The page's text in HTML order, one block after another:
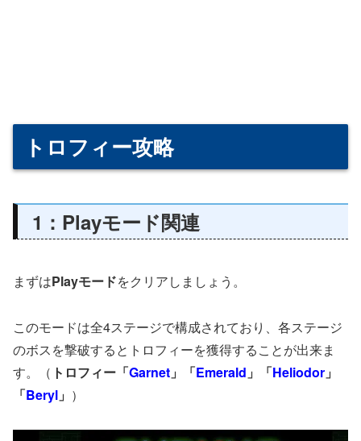
トロフィー攻略
1：Playモード関連
まずはPlayモードをクリアしましょう。
このモードは全4ステージで構成されており、各ステージ
のボスを撃破するとトロフィーを獲得することが出来ま
す。（ トロフィー「Garnet 」「Emerald 」「Heliodor 」
「Beryl 」 ）